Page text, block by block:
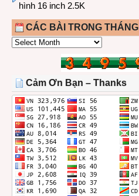
hình 16 inch 2.5K
CÁC BÀI TRONG THÁNG
CÁC
THÁNG
Cảm Ơn Bạn – Thanks